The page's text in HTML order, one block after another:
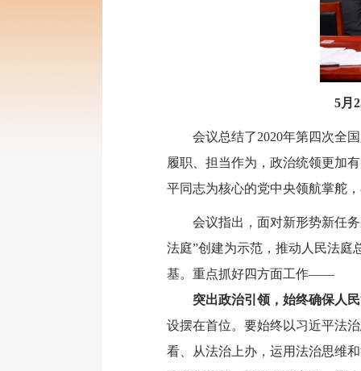
5月
会议总结了2020年第四次全国
履职、担当作为，政治统领更加
平同志为核心的党中央领航掌舵
会议指出，面对新形势新任务
法庭”创建为示范，推动人民法庭
基。重点抓好四方面工作——
突出政治引领，始终确保人
设摆在首位。要始终以习近平法
看、从法治上办，运用法治思维